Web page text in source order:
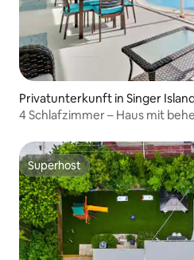
Privatunterkunft in Singer
4 Schlafzimmer – Haus mit
Superhost
Superhost